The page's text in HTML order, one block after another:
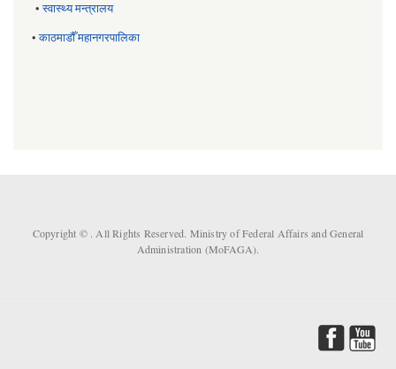
•स्वास्थ्य मन्त्रालय
•काठमाडौँ महानगरपालिका
Copyright © . All Rights Reserved. Ministry of Federal Affairs and General
Administration (MoFAGA).